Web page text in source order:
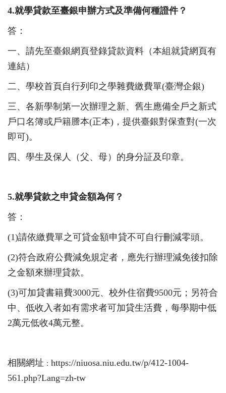
4.就學貸款至臺銀申辦方式及準備何種證件？
答：
一、請先至臺銀網頁登錄貸款資料（本組就貸網頁有
連結）
二、學校首頁自行列印之學雜費繳費單(臺灣企銀)
三、各新學制第一次辦理之新、舊生應備全戶之新式
戶口名簿或戶籍謄本(正本) ，提供臺銀對保查對(一次
即可)。
四、學生及保人（父、母）的身分証及印章。
5.就學貸款之申貸金額為何？
答：
(1)請依繳費單之可貸金額申貸不可自行刪減零頭。
(2)符合政府公費減免規定者，應先行辦理減免後扣除
之金額來辦理貸款。
(3)可加貸書籍費3000元、校外住宿費9500元；另符合
中、低收入者如有需求者可加貸生活費，每學期中低
2萬元低收4萬元整。
相關網址 ： https://niuosa.niu.edu.tw/p/412-1004-
561.php?Lang=zh-tw